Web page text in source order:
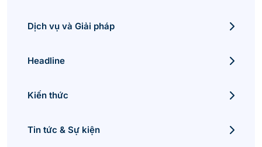
Dịch vụ và Giải pháp
Headline
Kiến thức
Tin tức & Sự kiện